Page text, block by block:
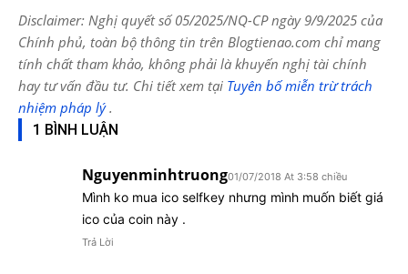
Disclaimer: Nghị quyết số 05/2025/NQ-CP ngày 9/9/2025 của
Chính phủ, toàn bộ thông tin trên Blogtienao.com chỉ mang
tính chất tham khảo, không phải là khuyến nghị tài chính
hay tư vấn đầu tư. Chi tiết xem tại Tuyên bố miễn trừ trách
nhiệm pháp lý.
1 BÌNH LUẬN
Nguyenminhtruong01/07/2018 At 3:58 chiều
Mình ko mua ico selfkey nhưng mình muốn biết giá
ico của coin này .
Trả Lời